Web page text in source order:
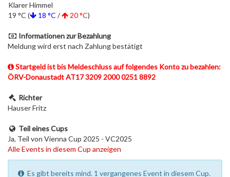
Klarer Himmel
19 °C (
18 °C / 20 °C)
Informationen zur Bezahlung
Meldung wird erst nach Zahlung bestätigt
Startgeld ist bis Meldeschluss auf folgendes Konto zu bezahlen:
ÖRV-Donaustadt AT17 3209 2000 0251 8892
Richter
Hauser Fritz
Teil eines Cups
Ja, Teil von Vienna Cup 2025 - VC2025
Alle Events in diesem Cup anzeigen
Es gibt bereits mind. 1 vergangenes Event in diesem Cup.